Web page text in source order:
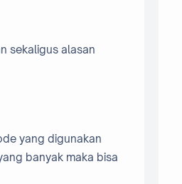
sekaligus alasan
yang digunakan
banyak maka bisa